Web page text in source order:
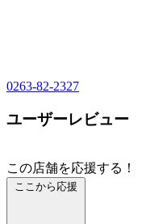
0263-82-2327
ユーザーレビュー
この店舗を応援する！
ここから応援